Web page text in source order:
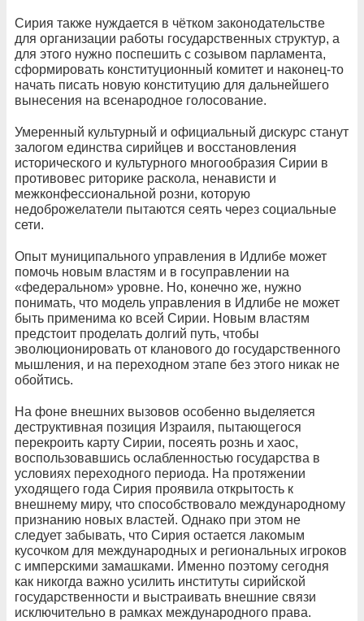
Сирия также нуждается в чётком законодательстве
для организации работы государственных структур, а
для этого нужно поспешить с созывом парламента,
сформировать конституционный комитет и наконец-то
начать писать новую конституцию для дальнейшего
вынесения на всенародное голосование.
Умеренный культурный и официальный дискурс станут
залогом единства сирийцев и восстановления
исторического и культурного многообразия Сирии в
противовес риторике раскола, ненависти и
межконфессиональной розни, которую
недоброжелатели пытаются сеять через социальные
сети.
Опыт муниципального управления в Идлибе может
помочь новым властям и в госуправлении на
«федеральном» уровне. Но, конечно же, нужно
понимать, что модель управления в Идлибе не может
быть применима ко всей Сирии. Новым властям
предстоит проделать долгий путь, чтобы
эволюционировать от кланового до государственного
мышления, и на переходном этапе без этого никак не
обойтись.
На фоне внешних вызовов особенно выделяется
деструктивная позиция Израиля, пытающегося
перекроить карту Сирии, посеять рознь и хаос,
воспользовавшись ослабленностью государства в
условиях переходного периода. На протяжении
уходящего года Сирия проявила открытость к
внешнему миру, что способствовало международному
признанию новых властей. Однако при этом не
следует забывать, что Сирия остается лакомым
кусочком для международных и региональных игроков
с имперскими замашками. Именно поэтому сегодня
как никогда важно усилить институты сирийской
государственности и выстраивать внешние связи
исключительно в рамках международного права.